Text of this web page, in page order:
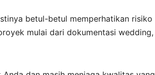
betul-betul memperhatikan risiko
mulai dari dokumentasi wedding,